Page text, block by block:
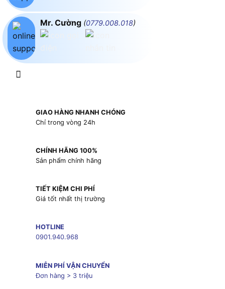
Mr. Cường (0779.008.018)
GIAO HÀNG NHANH CHÓNG
Chỉ trong vòng 24h
CHÍNH HÃNG 100%
Sản phẩm chính hãng
TIẾT KIỆM CHI PHÍ
Giá tốt nhất thị trường
HOTLINE
0901.940.968
MIỄN PHÍ VẬN CHUYỂN
Đơn hàng > 3 triệu